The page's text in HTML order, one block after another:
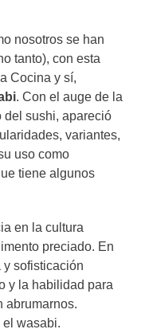
nosotros se han
tanto), con esta
Cocina y sí,
. Con el auge de la
del sushi, apareció
variantes,
uso como
tiene algunos
en la cultura
preciado. En
sofisticación
y la habilidad para
abrumarnos.
el wasabi.